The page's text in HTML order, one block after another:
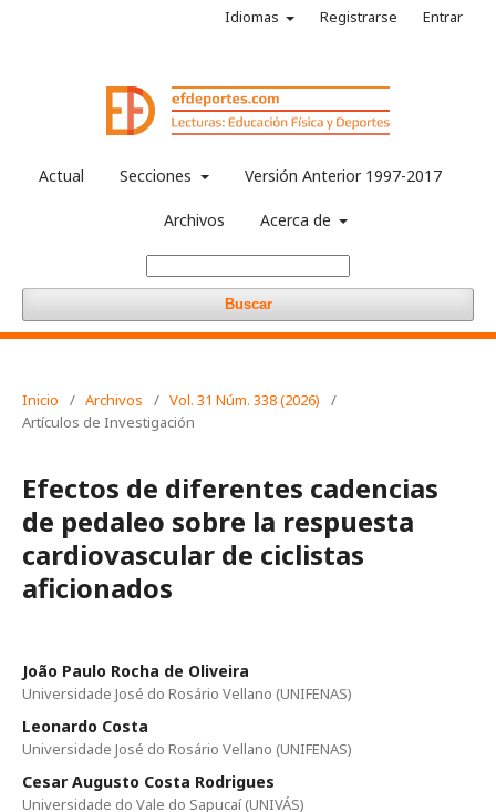
Actual Secciones Versión Anterior 1997-2017
Archivos Acerca de
Buscar
Idiomas Registrarse Entrar
Inicio / Archivos / Vol. 31 Núm. 338 (2026)
/
Artículos de Investigación
Efectos de diferentes cadencias
de pedaleo sobre la respuesta
cardiovascular de ciclistas
aficionados
João Paulo Rocha de Oliveira
Universidade José do Rosário Vellano (UNIFENAS)
Leonardo Costa
Universidade José do Rosário Vellano (UNIFENAS)
Cesar Augusto Costa Rodrigues
Universidade do Vale do Sapucaí (UNIVÁS)